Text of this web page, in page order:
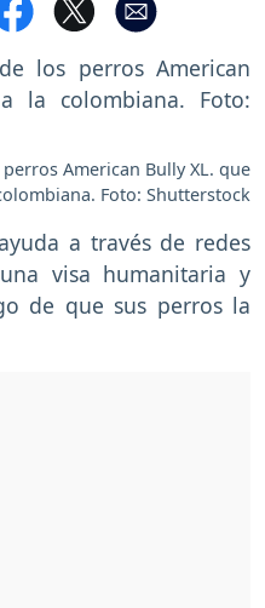
American Bully XL. que
Foto: Shutterstock
a través de redes
visa humanitaria y
de que sus perros la